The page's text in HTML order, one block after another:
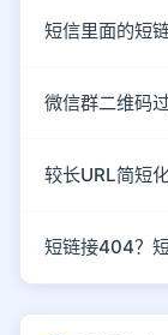
短信里面的短
微信群二维码
较长URL简短
短链接404？